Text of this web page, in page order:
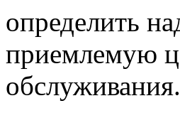
определить
приемлемую
обслуживания.